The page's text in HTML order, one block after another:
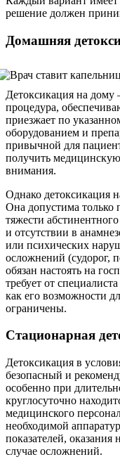
решение должен
Домашняя
Детоксикация на дому
процедура,
приезжает по
оборудованием и
привычной для
получить
внимания.
Однако детоксикация
Она допустима только
тяжести
и отсутствии в
или психических
осложнений (судорог,
обязан настоять на
требует от
как его возможности
ограничены.
Стационарная
Детоксикация в
безопасный и
особенно при
круглосуточно
медицинского
необходимой
показателей,
случае осложнений.